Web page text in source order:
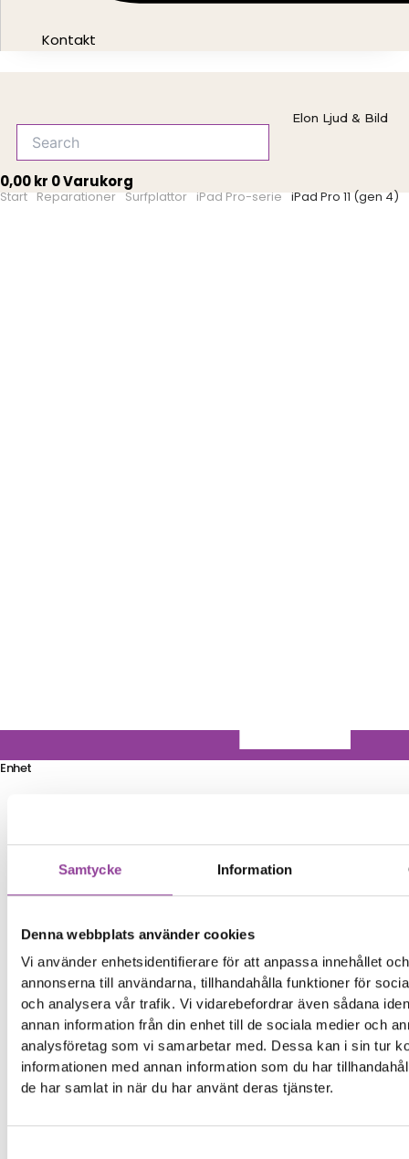
Samtycke Information
Denna webbplats använder cookies
Vi använder enhetsidentifierare för att anpassa innehållet och
annonserna till användarna, tillhandahålla funktioner för
och analysera vår trafik. Vi vidarebefordrar även sådana
annan information från din enhet till de sociala medier och
analysföretag som vi samarbetar med. Dessa kan i sin tur
informationen med annan information som du har
de har samlat in när du har använt deras tjänster.
Kontakt
Elon Ljud & Bild
0,00kr 0Varukorg
Start Surfplattor iPad Pro-serie iPad Pro 11 (gen 4)
Enhet